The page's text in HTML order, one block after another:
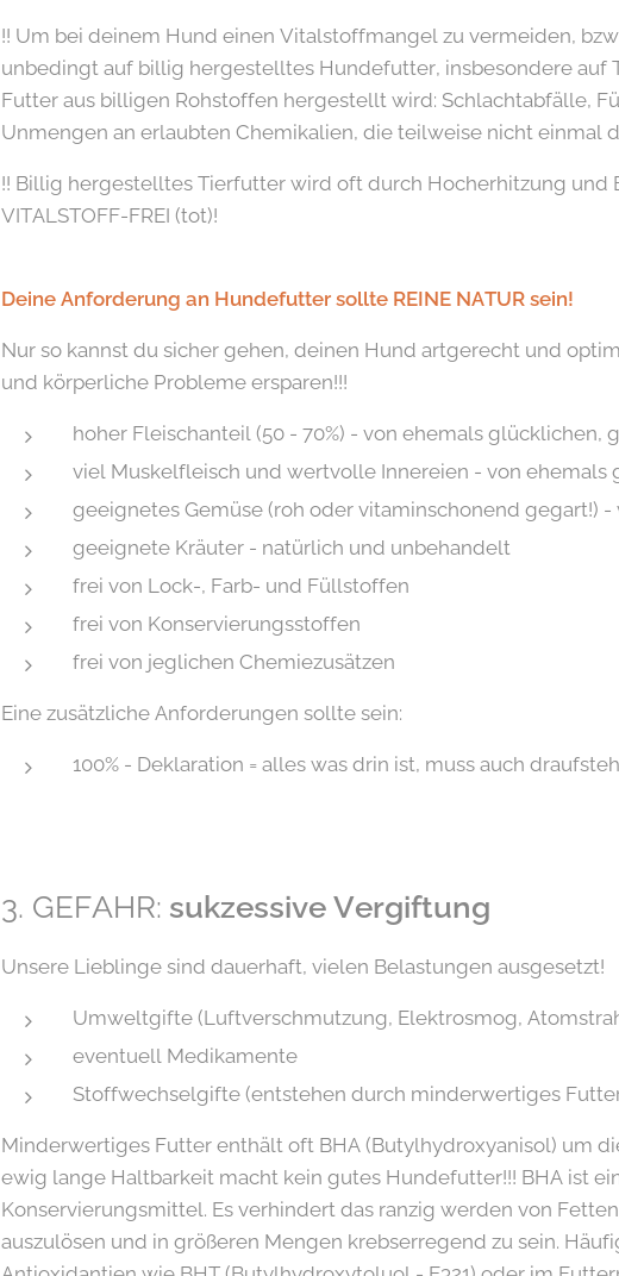
!! Um bei deinem Hund einen Vitalstoffmangel zu vermeiden,
unbedingt auf billig hergestelltes Hundefutter, insbesondere auf
Futter aus billigen Rohstoffen hergestellt wird: Schlachtabfälle,
Unmengen an erlaubten Chemikalien, die teilweise nicht einmal
!! Billig hergestelltes Tierfutter wird oft durch Hocherhitzung
VITALSTOFF-FREI (tot)!
Deine Anforderung an Hundefutter sollte REINE NATUR sein!
Nur so kannst du sicher gehen, deinen Hund artgerecht und
und körperliche Probleme ersparen!!!
hoher Fleischanteil (50 - 70%) - von ehemals glücklichen,
viel Muskelfleisch und wertvolle Innereien - von ehemals
geeignetes Gemüse (roh oder vitaminschonend gegart!)
geeignete Kräuter - natürlich und unbehandelt
frei von Lock-, Farb- und Füllstoffen
frei von Konservierungsstoffen
frei von jeglichen Chemiezusätzen
Eine zusätzliche Anforderungen sollte sein:
100% - Deklaration = alles was drin ist, muss auch
3. GEFAHR: sukzessive Vergiftung
Unsere Lieblinge sind dauerhaft, vielen Belastungen ausgesetzt!
Umweltgifte (Luftverschmutzung, Elektrosmog,
eventuell Medikamente
Stoffwechselgifte (entstehen durch minderwertiges
Minderwertiges Futter enthält oft BHA (Butylhydroxyanisol) um
ewig lange Haltbarkeit macht kein gutes Hundefutter!!! BHA ist
Konservierungsmittel. Es verhindert das ranzig werden von
auszulösen und in größeren Mengen krebserregend zu sein.